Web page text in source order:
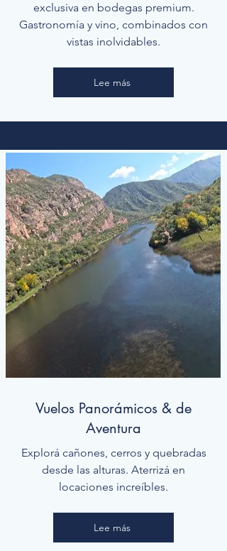
exclusiva en bodegas premium.
Gastronomía y vino, combinados con
vistas inolvidables.
Lee más
Vuelos Panorámicos & de
Aventura
Explorá cañones, cerros y quebradas
desde las alturas. Aterrizá en
locaciones increíbles.
Lee más